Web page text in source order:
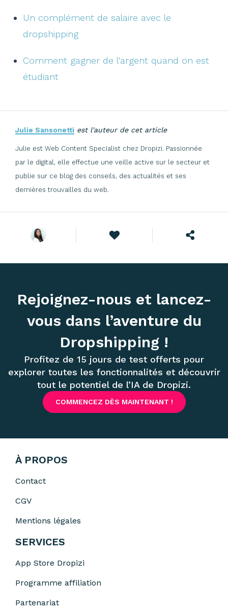
Un complément de salaire avec le
dropshipping
Comment gagner de l'argent quand on est
étudiant
Julie Sansonetti est l'auteur de cet article
Julie est Web Content Specialist chez Dropizi. Passionnée
par le digital, elle effectue une veille active sur le secteur et
publie sur ce blog des conseils, des actualités et ses
dernières trouvailles du web.
Rejoignez-nous et lancez-
vous dans l’aventure du
Dropshipping !
Profitez de 15 jours de test offerts pour
explorer toutes les fonctionnalités et découvrir
tout le potentiel de l’IA de Dropizi.
COMMENCEZ DÈS MAINTENANT !
À PROPOS
Contact
CGV
Mentions légales
SERVICES
App Store Dropizi
Programme affiliation
Partenariat